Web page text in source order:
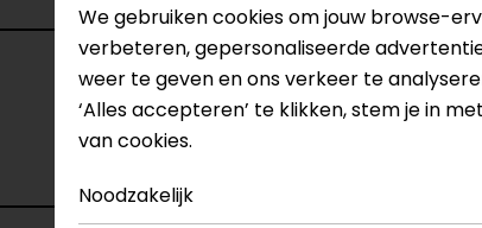
We gebruiken cookies om jouw browse-
verbeteren, gepersonaliseerde
weer te geven en ons verkeer te
‘Alles accepteren’ te klikken, stem je in
van cookies.
Noodzakelijk